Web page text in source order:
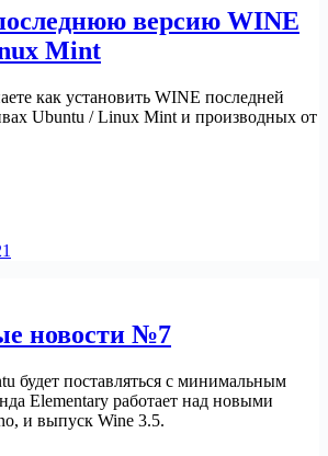
версию WINE
Mint
как установить WINE последней
Ubuntu / Linux Mint и производных от
новости №7
будет поставляться с минимальным
Elementary работает над новыми
и выпуск Wine 3.5.